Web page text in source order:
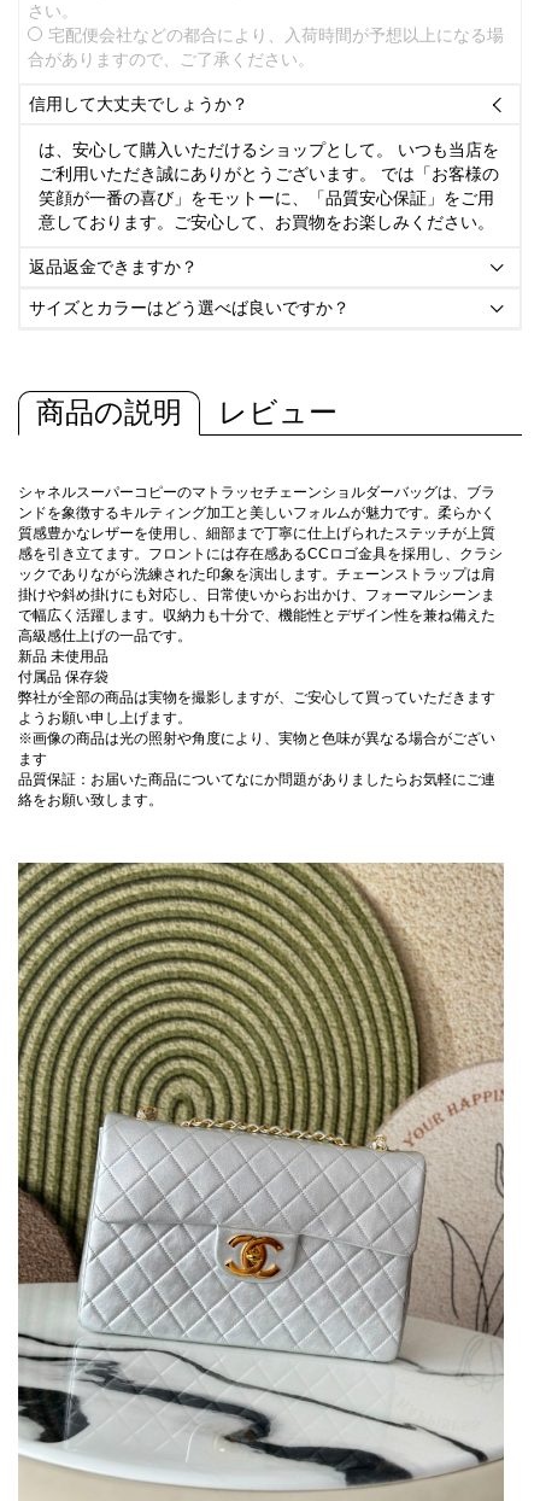
さい。
宅配便会社などの都合により、入荷時間が予想以上になる場
合がありますので、ご了承ください。
信用して大丈夫でしょうか？ 
は、安心して購入いただけるショップとして。 いつも当店を
ご利用いただき誠にありがとうございます。 では「お客様の
笑顔が一番の喜び」をモットーに、「品質安心保証」をご用
意しております。ご安心して、お買物をお楽しみください。
返品返金できますか？ 
サイズとカラーはどう選べば良いですか？ 
商品の説明 レビュー
シャネルスーパーコピーのマトラッセチェーンショルダーバッグは、ブラ
ンドを象徴するキルティング加工と美しいフォルムが魅力です。柔らかく
質感豊かなレザーを使用し、細部まで丁寧に仕上げられたステッチが上質
感を引き立てます。フロントには存在感あるCCロゴ金具を採用し、クラシ
ックでありながら洗練された印象を演出します。チェーンストラップは肩
掛けや斜め掛けにも対応し、日常使いからお出かけ、フォーマルシーンま
で幅広く活躍します。収納力も十分で、機能性とデザイン性を兼ね備えた
高級感仕上げの一品です。
新品 未使用品
付属品 保存袋
弊社が全部の商品は実物を撮影しますが、ご安心して買っていただきます
ようお願い申し上げます。
※画像の商品は光の照射や角度により、実物と色味が異なる場合がござい
ます
品質保証：お届いた商品についてなにか問題がありましたらお気軽にご連
絡をお願い致します。